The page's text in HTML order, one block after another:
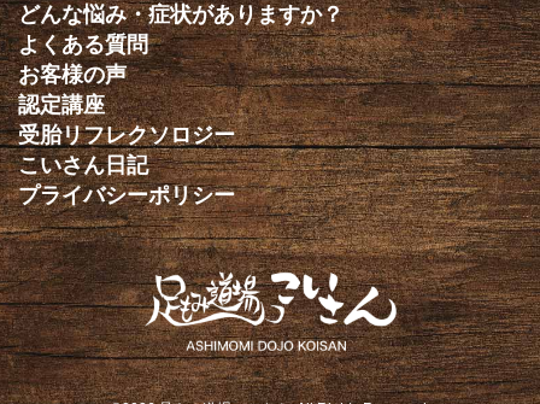
どんな悩み・症状がありますか？
よくある質問
お客様の声
認定講座
受胎リフレクソロジー
こいさん日記
プライバシーポリシー